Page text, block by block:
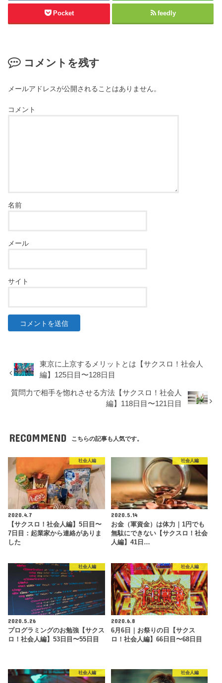
Pocket feedly
コメントを残す
メールアドレスが公開されることはありません。
コメント
名前
メール
サイト
東京に上京するメリットとは【サクスロ！社会人
編】125日目〜128日目
質問力で相手を惚れさせる方法【サクスロ！社会人
編】118日目〜121日目
RECOMMEND こちらの記事も人気です。
社会人編
2020.4.7
【サクスロ！社会人編】5日目〜
7日目：起業家から連絡がありま
した
社会人編
2020.5.14
お金（軍資金）は体力｜1円でも
無駄にできない【サクスロ！社会
人編】41日…
社会人編
2020.5.26
プログラミングのお勉強【サクス
ロ！社会人編】53日目〜55日目
社会人編
2020.6.8
6月6日｜お祭りの日【サクス
ロ！社会人編】66日目〜68日目
社会人編 社会人編